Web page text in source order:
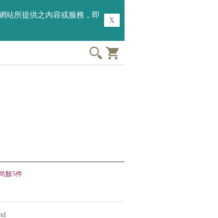
站所提供之內容或服務，即
X
餘5件